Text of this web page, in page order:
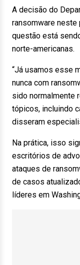
A decisão do
ransomware
questão está
norte-americanas.
“Já usamos esse
nunca com
sido normalmente
tópicos, incluindo
disseram
Na prática, isso
escritórios de
ataques de
de casos
líderes em